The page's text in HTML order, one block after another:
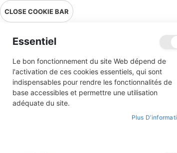
ALBUMS ILLUSTRÉS
CLOSE COOKIE BAR
Essentiel
Le bon fonctionnement du site Web dépend de
l'activation de ces cookies essentiels, qui sont
indispensables pour rendre les fonctionnalités de
base accessibles et permettre une utilisation
adéquate du site.
Plus